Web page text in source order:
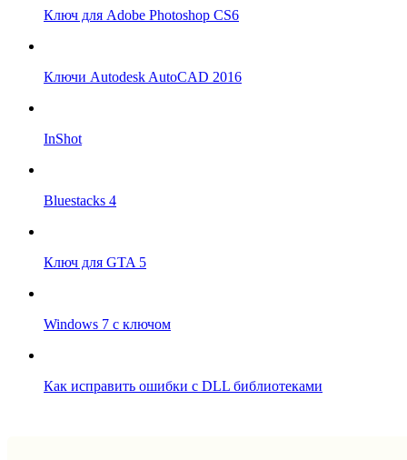
Ключ для Adobe Photoshop CS6
Ключи Autodesk AutoCAD 2016
InShot
Bluestacks 4
Ключ для GTA 5
Windows 7 с ключом
Как исправить ошибки с DLL библиотеками